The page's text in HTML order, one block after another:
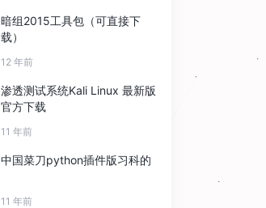
暗组2015工具包（可直接下
载）
12 年前
渗透测试系统Kali Linux 最新版
官方下载
11 年前
中国菜刀python插件版习科的
11 年前